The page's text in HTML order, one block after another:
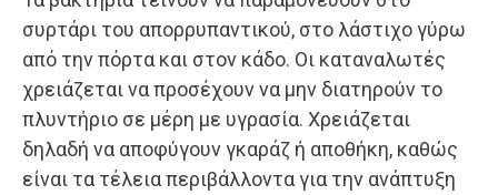
συρτάρι του απορρυπαντικού, στο λάστιχο γύρω
από την πόρτα και στον κάδο. Οι καταναλωτές
χρειάζεται να προσέχουν να μην διατηρούν το
πλυντήριο σε μέρη με υγρασία. Χρειάζεται
δηλαδή να αποφύγουν γκαράζ ή αποθήκη, καθώς
είναι τα τέλεια περιβάλλοντα για την ανάπτυξη